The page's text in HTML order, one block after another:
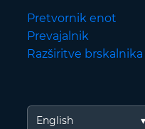
Pretvornik enot
Prevajalnik
Razširitve brskalnika
English